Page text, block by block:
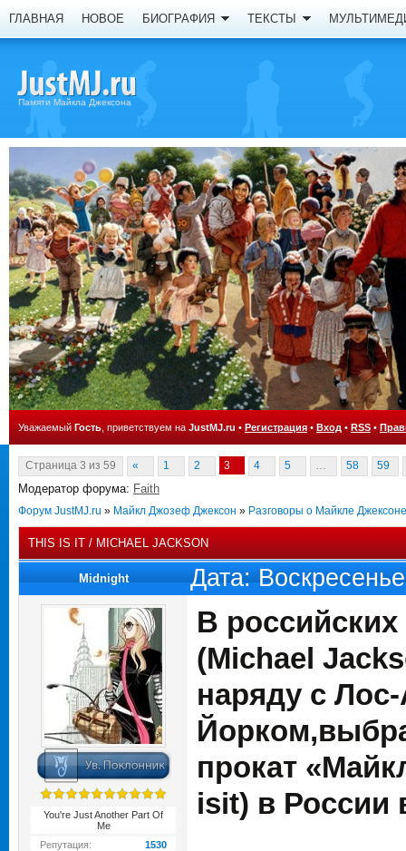
ГЛАВНАЯ НОВОЕ БИОГРАФИЯ ТЕКСТЫ
Памяти Майкла Джексона
Уважаемый Гость , приветствуем на JustMJ.ru • Регистрация • Вход • RSS •
Страница 3 из 59 « 1 2 3 4 5 … 58 59
Модератор форума: Faith
Форум JustMJ.ru » Майкл Джозеф Джексон » Разговоры о Майкле Джексоне
THIS IS IT / MICHAEL JACKSON
Midnight Дата:
You're Just Another Part Of
Me
Репутация:
1530
В
(Michael
наряду с
прокат
isit) в России